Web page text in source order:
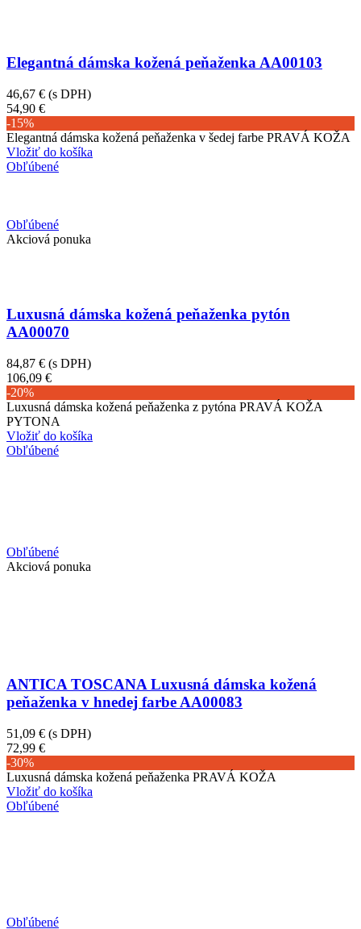
Elegantná dámska kožená peňaženka AA00103
46,67 € (s DPH)
54,90 €
-15%
Elegantná dámska kožená peňaženka v šedej farbe PRAVÁ KOŽA
Vložiť do košíka
Obľúbené
Obľúbené
Akciová ponuka
Luxusná dámska kožená peňaženka pytón
AA00070
84,87 € (s DPH)
106,09 €
-20%
Luxusná dámska kožená peňaženka z pytóna PRAVÁ KOŽA
PYTONA
Vložiť do košíka
Obľúbené
Obľúbené
Akciová ponuka
ANTICA TOSCANA Luxusná dámska kožená
peňaženka v hnedej farbe AA00083
51,09 € (s DPH)
72,99 €
-30%
Luxusná dámska kožená peňaženka PRAVÁ KOŽA
Vložiť do košíka
Obľúbené
Obľúbené